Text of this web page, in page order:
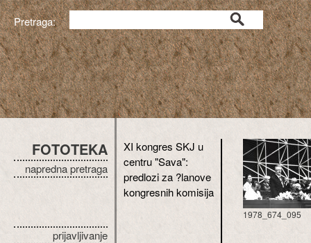
Pretraga:
FOTOTEKA
napredna pretraga
prijavljivanje
XI kongres SKJ u
centru "Sava":
predlozi za ?lanove
kongresnih komisija
1978_674_095